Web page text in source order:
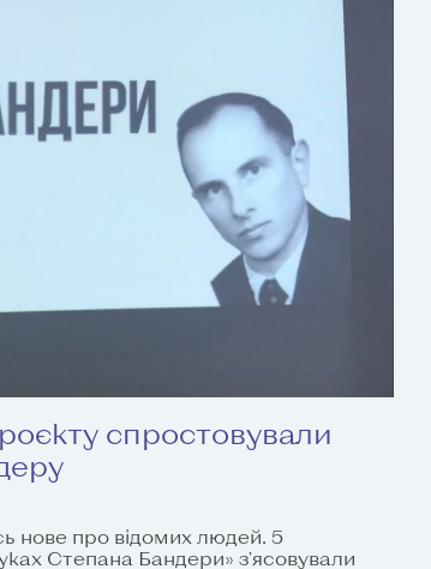
спростовували
нове про відомих людей. 5
Степана Бандери» з'ясовували